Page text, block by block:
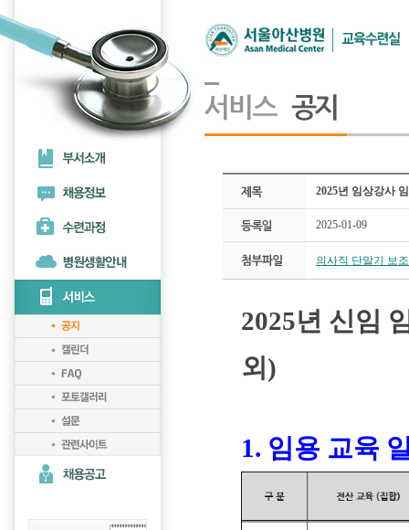
2025년 임상강사
2025-01-09
의사직 단말기 보
2025년 신임
외)
1. 임용 교육